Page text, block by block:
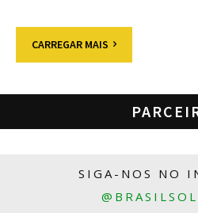
CARREGAR MAIS
SIGA-NOS NO